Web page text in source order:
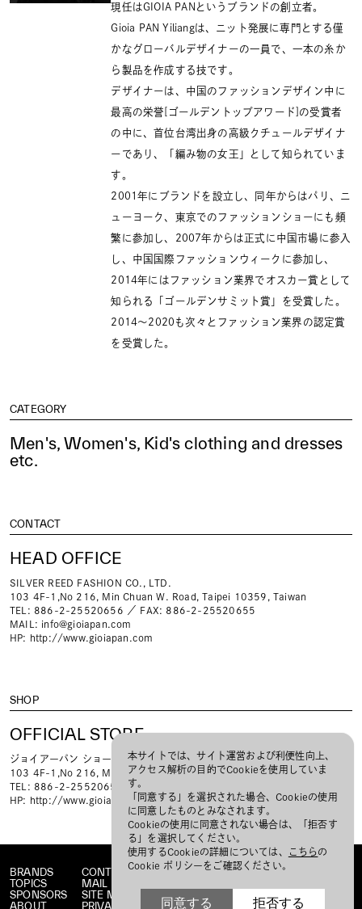
現任はGIOIA PANというブランドの創立者。
Gioia PAN Yiliangは、ニット発展に専門とする僅
かなグローバルデザイナーの一員で、一本の糸か
ら製品を作成する技です。
デザイナーは、中国のファッションデザイン中に
最高の栄誉[ゴールデントップアワード]の受賞者
の中に、首位台湾出身の高級クチュールデザイナ
ーであり、「編み物の女王」として知られていま
す。
2001年にブランドを設立し、同年からはパリ、ニ
ューヨーク、東京でのファッションショーにも頻
繁に参加し、2007年からは正式に中国市場に参入
し、中国国際ファッションウィークに参加し、
2014年にはファッション業界でオスカー賞として
知られる「ゴールデンサミット賞」を受賞した。
2014～2020も次々とファッション業界の認定賞
を受賞した。
CATEGORY
Men's, Women's, Kid's clothing and dresses
etc.
CONTACT
HEAD OFFICE
SILVER REED FASHION CO., LTD.
103 4F-1,No 216, Min Chuan W. Road, Taipei 10359, Taiwan
TEL: 886-2-25520656 ／ FAX: 886-2-25520655
MAIL: info@gioiapan.com
HP: http://www.gioiapan.com
SHOP
OFFICIAL STORE
ジョイアーパン ショールーム
103 4F-1,No 216, Min Chuan W. Road, Taipei 10359, Taiwan
TEL: 886-2-25520656 ／ FAX: 886-2-25520655
HP: http://www.gioiapan.com
BRANDS
TOPICS
SPONSORS
ABOUT
CONTACT
MAIL MAGAZINE
SITE MAP
PRIVACY POLICY
本サイトでは、サイト運営および利便性向上、
アクセス解析の目的でCookieを使用していま
す。
「同意する」を選択された場合、Cookieの使用
に同意したものとみなされます。
Cookieの使用に同意されない場合は、「拒否す
る」を選択してください。
使用するCookieの詳細については、
こちらの
Cookie ポリシーをご確認ください。
同意する 拒否する